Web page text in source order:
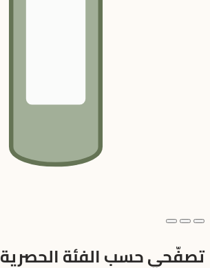
تصفّحي حسب الفئة الحصرية